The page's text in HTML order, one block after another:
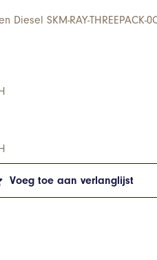
Voeg toe aan verlanglijst
Diesel SKM-RAY-